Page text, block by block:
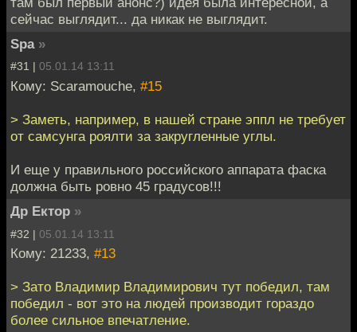
сейчас выглядит... да никак не выглядит.
Spa »
#31 | 05.01.14 13:11
Кому: Scaramouche, #15
> Заметь, например, в нашей стране эппл не требует
от самсунга роялти за закругленные углы.
И еще у правильного российского аппарата фаска
должна быть ровно 45 градусов!!!
Др Ектор »
#32 | 05.01.14 13:11
Кому: 21233, #13
> Зато Владимир Владимирович тут победил, там
победил - вот это на людей производит гораздо
более сильное впечатление.